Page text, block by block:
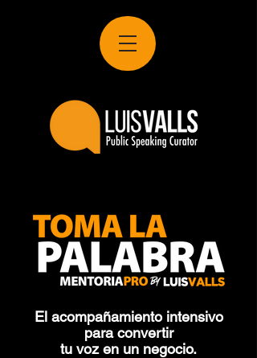
El acompañamiento intensivo
para convertir
tu voz en un negocio.